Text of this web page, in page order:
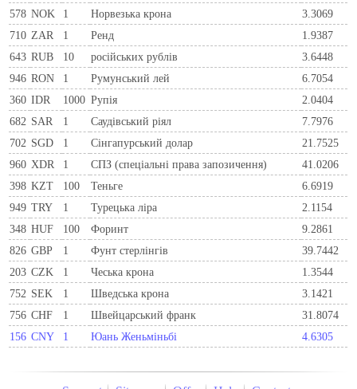
578 NOK 1 Норвезька крона
3.3069
710 ZAR 1 Ренд
1.9387
643 RUB 10 російських рублів
3.6448
946 RON 1 Румунський лей
6.7054
360 IDR 1000 Рупія
2.0404
682 SAR 1 Саудівський ріял
7.7976
702 SGD 1 Сінгапурський долар
21.7525
960 XDR 1 СПЗ (спеціальні права запозичення)
41.0206
398 KZT 100 Теньге
6.6919
949 TRY 1 Турецька ліра
2.1154
348 HUF 100 Форинт
9.2861
826 GBP 1 Фунт стерлінгів
39.7442
203 CZK 1 Чеська крона
1.3544
752 SEK 1 Шведська крона
3.1421
756 CHF 1 Швейцарський франк
31.8074
156 CNY 1 Юань Женьміньбі 4.6305